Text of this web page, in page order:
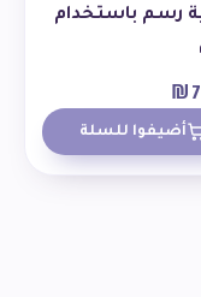
رسم باستخدام
₪
أضيفوا للسلة